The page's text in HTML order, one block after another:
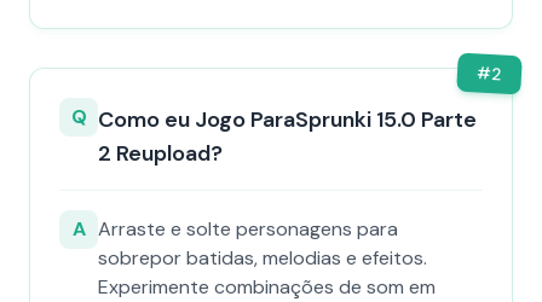
#2
Q Como eu Jogo ParaSprunki 15.0 Parte
2 Reupload?
A Arraste e solte personagens para
sobrepor batidas, melodias e efeitos.
Experimente combinações de som em